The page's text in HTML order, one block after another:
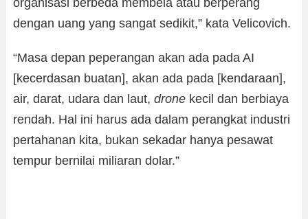
organisasi berbeda membela atau berperang
dengan uang yang sangat sedikit,” kata Velicovich.
“Masa depan peperangan akan ada pada AI
[kecerdasan buatan], akan ada pada [kendaraan],
air, darat, udara dan laut, drone kecil dan berbiaya
rendah. Hal ini harus ada dalam perangkat industri
pertahanan kita, bukan sekadar hanya pesawat
tempur bernilai miliaran dolar.”